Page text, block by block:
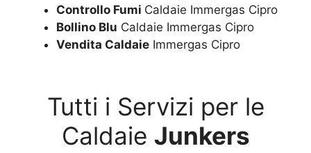
Controllo Fumi Caldaie Immergas Cipro
Bollino Blu Caldaie Immergas Cipro
Vendita Caldaie Immergas Cipro
Tutti i Servizi per le
Caldaie Junkers